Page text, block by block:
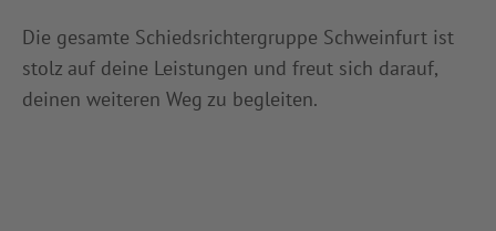
Die gesamte Schiedsrichtergruppe Schweinfurt ist
stolz auf deine Leistungen und freut sich darauf,
deinen weiteren Weg zu begleiten.